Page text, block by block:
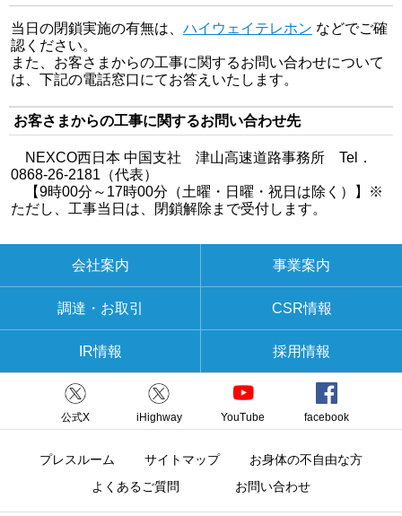
当日の閉鎖実施の有無は、 ハイウェイテレホン などでご確
認ください。
また、お客さまからの工事に関するお問い合わせについて
は、下記の電話窓口にてお答えいたします。
お客さまからの工事に関するお問い合わせ先
NEXCO西日本 中国支社 津山高速道路事務所 Tel．
0868-26-2181（代表）
【9時00分～17時00分（土曜・日曜・祝日は除く）】※
ただし、工事当日は、閉鎖解除まで受付します。
会社案内 事業案内
調達・お取引 CSR情報
IR情報 採用情報
公式X iHighway YouTube facebook
プレスルーム サイトマップ
お身体の不自由な方
よくあるご質問
お問い合わせ